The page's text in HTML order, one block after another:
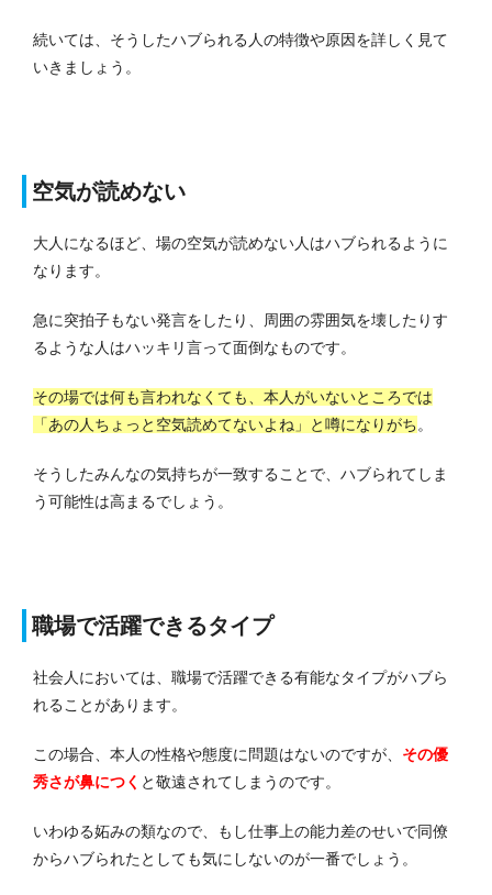
続いては、そうしたハブられる人の特徴や原因を詳しく見て
いきましょう。
空気が読めない
大人になるほど、場の空気が読めない人はハブられるように
なります。
急に突拍子もない発言をしたり、周囲の雰囲気を壊したりす
るような人はハッキリ言って面倒なものです。
その場では何も言われなくても、本人がいないところでは
「あの人ちょっと空気読めてないよね」と噂になりがち。
そうしたみんなの気持ちが一致することで、ハブられてしま
う可能性は高まるでしょう。
職場で活躍できるタイプ
社会人においては、職場で活躍できる有能なタイプがハブら
れることがあります。
この場合、本人の性格や態度に問題はないのですが、 その優
秀さが鼻につく と敬遠されてしまうのです。
いわゆる妬みの類なので、もし仕事上の能力差のせいで同僚
からハブられたとしても気にしないのが一番でしょう。